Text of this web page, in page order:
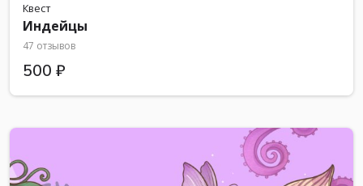
Квест
Индейцы
47 отзывов
500 ₽